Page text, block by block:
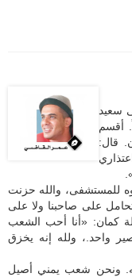
سعيد
أقسم
قال:
للمستشفى، والله حزنت
على صاحبنا ولا على
كمان: «أنا أحب الشعب
واحد.، ولله إنه يخزق
ونحن شعب يمني أصيل